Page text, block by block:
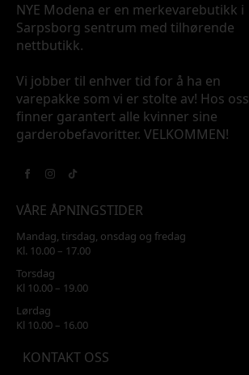
NYE Modena er en merkevarebutikk i
Sarpsborg sentrum med tilhørende
nettbutikk.
Vi jobber til enhver tid for å ha en
varepakke som vi er stolte av! Hos oss
finner garantert alle kvinner sine
garderobefavoritter. VELKOMMEN!
VÅRE ÅPNINGSTIDER
Mandag, tirsdag, onsdag og fredag
Kl. 10.00 – 17.00
Torsdag
Kl 10.00 – 19.00
Lørdag
Kl 10.00 – 16.00
KONTAKT OSS